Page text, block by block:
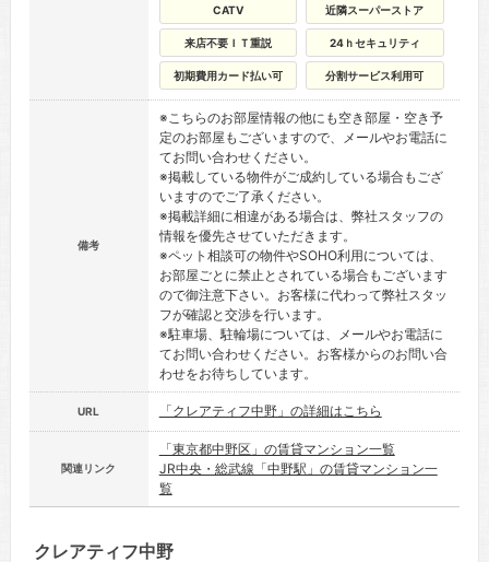
CATV 近隣スーパーストア
来店不要ＩＴ重説 24ｈセキュリティ
初期費用カード払い可 分割サービス利用可
備考
※こちらのお部屋情報の他にも空き部屋・空き予
定のお部屋もございますので、メールやお電話に
てお問い合わせください。
※掲載している物件がご成約している場合もござ
いますのでご了承ください。
※掲載詳細に相違がある場合は、弊社スタッフの
情報を優先させていただきます。
※ペット相談可の物件やSOHO利用については、
お部屋ごとに禁止とされている場合もございます
ので御注意下さい。お客様に代わって弊社スタッ
フが確認と交渉を行います。
※駐車場、駐輪場については、メールやお電話に
てお問い合わせください。お客様からのお問い合
わせをお待ちしています。
URL 「クレアティフ中野」の詳細はこちら
関連リンク
「東京都中野区」の賃貸マンション一覧
JR中央・総武線「中野駅」の賃貸マンション一
覧
クレアティフ中野